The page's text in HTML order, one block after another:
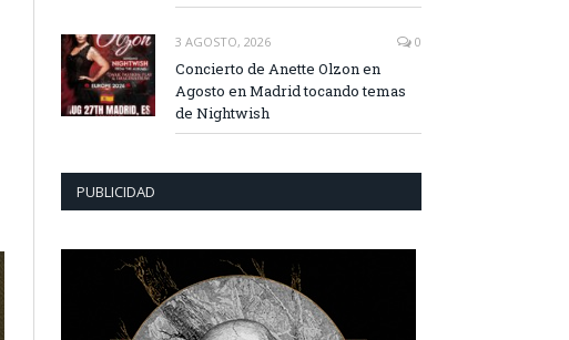
3 AGOSTO, 2026 0
Concierto de Anette Olzon en
Agosto en Madrid tocando temas
de Nightwish
PUBLICIDAD